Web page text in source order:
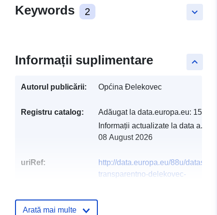
keyboard_arrow_down
Keywords 2
keyboard_arrow_up
Informații suplimentare
Autorul publicării: Općina Đelekovec
Registru catalog: Adăugat la data.europa.eu: 15
Informații actualizate la data
08 August 2026
uriRef:
http://data.europa.eu/88u/dataset/
transparentno-delekovec-
Arată mai multe